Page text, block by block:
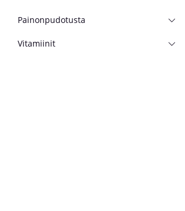
Painonpudotusta
Vitamiinit